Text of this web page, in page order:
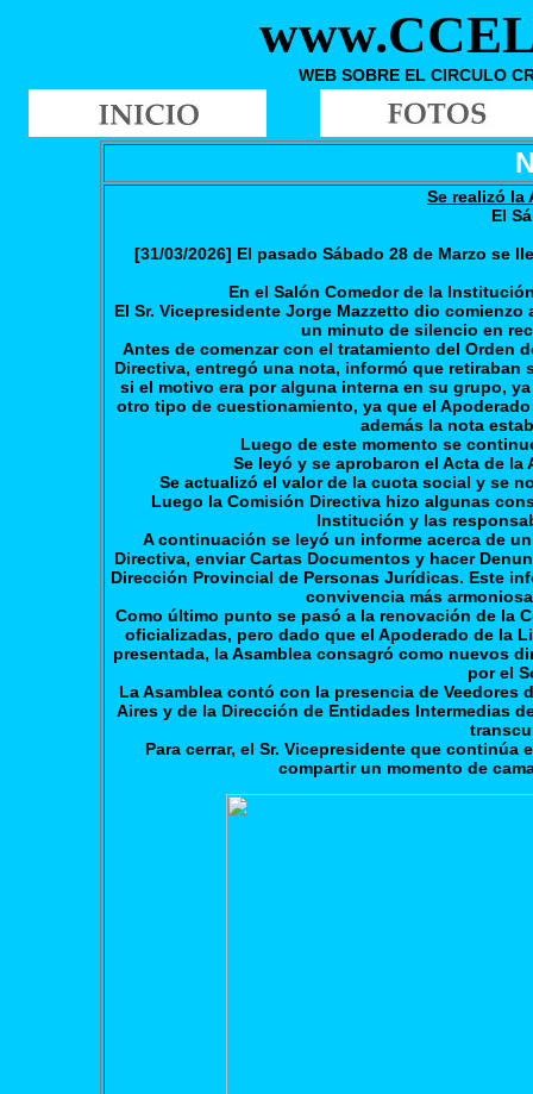
WEB SOBRE EL CIRCULO
Se realizó la
El
[31/03/2026] El pasado Sábado 28 de Marzo se
En el Salón Comedor de la
El Sr. Vicepresidente Jorge Mazzetto dio
un minuto de silencio en
Antes de comenzar con el tratamiento del Orden
Directiva, entregó una nota, informó que
si el motivo era por alguna interna en su grupo,
otro tipo de cuestionamiento, ya que el
además la nota
Luego de este momento se
Se leyó y se aprobaron el Acta de la
Se actualizó el valor de la cuota social y se
Luego la Comisión Directiva hizo algunas
Institución y las
A continuación se leyó un informe acerca de
Directiva, enviar Cartas Documentos y hacer
Dirección Provincial de Personas Jurídicas. Este
convivencia más
Como último punto se pasó a la renovación de la
oficializadas, pero dado que el Apoderado de la
presentada, la Asamblea consagró como nuevos
por el
La Asamblea contó con la presencia de
Aires y de la Dirección de Entidades Intermedias
Para cerrar, el Sr. Vicepresidente que
compartir un momento de